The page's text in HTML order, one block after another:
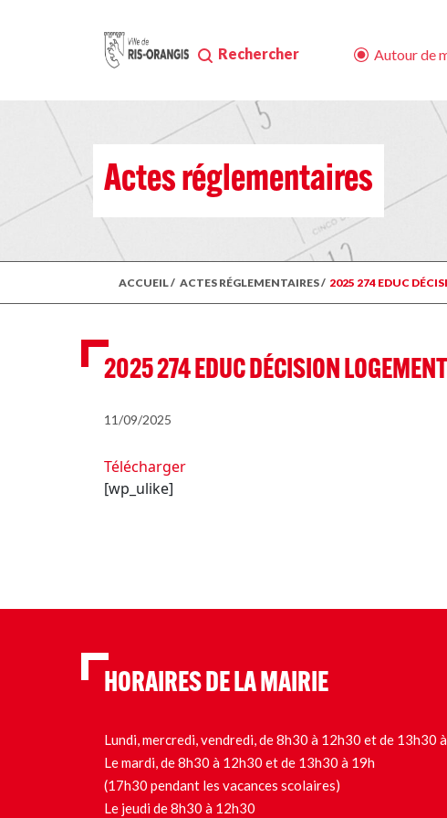
Rechercher Autour de
Actes réglementaires
ACCUEIL/ ACTES RÉGLEMENTAIRES/ 2025 274 EDUC
2025 274 EDUC DÉCISION
11/09/2025
Télécharger
[wp_ulike]
HORAIRES DE LA MAIRIE
Lundi, mercredi, vendredi, de 8h30 à 12h30 et de 13h30
Le mardi, de 8h30 à 12h30 et de 13h30 à 19h
(17h30 pendant les vacances scolaires)
Le jeudi de 8h30 à 12h30